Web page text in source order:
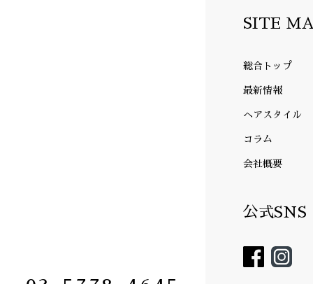
SITE
総合トップ
最新情報
ヘアスタイル
コラム
会社概要
公式SNS